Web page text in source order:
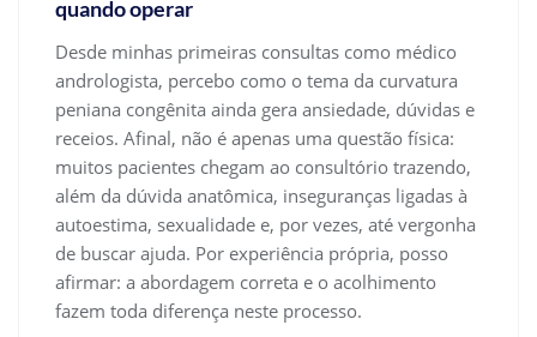
quando operar
Desde minhas primeiras consultas como médico
andrologista, percebo como o tema da curvatura
peniana congênita ainda gera ansiedade, dúvidas e
receios. Afinal, não é apenas uma questão física:
muitos pacientes chegam ao consultório trazendo,
além da dúvida anatômica, inseguranças ligadas à
autoestima, sexualidade e, por vezes, até vergonha
de buscar ajuda. Por experiência própria, posso
afirmar: a abordagem correta e o acolhimento
fazem toda diferença neste processo.